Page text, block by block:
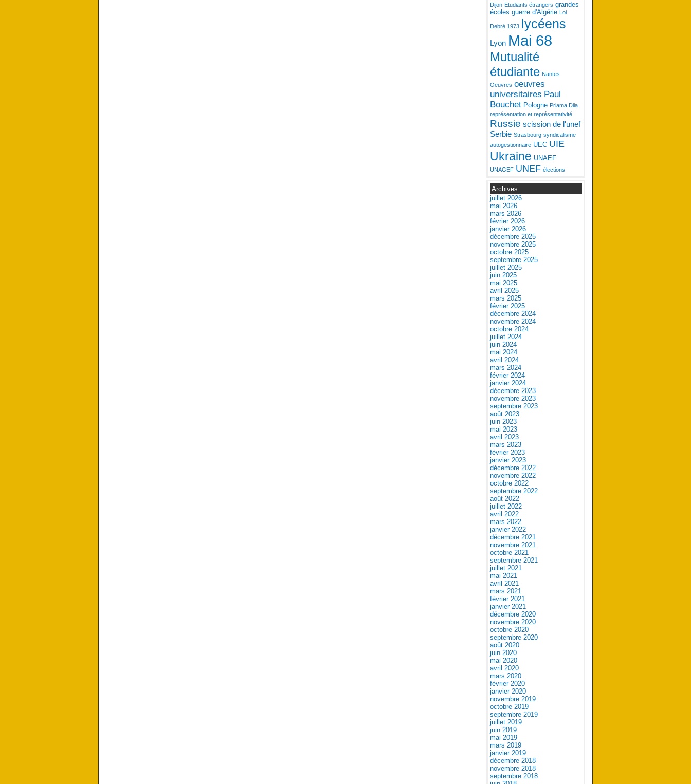
Dijon Etudiants étrangers grandes
écoles guerre d'Algérie Loi
Debré 1973 lycéens
Lyon Mai 68
Mutualité
étudiante Nantes
Oeuvres oeuvres
universitaires Paul
Bouchet Pologne Priama Diia
représentation et représentativité
Russie scission de l'unef
Serbie Strasbourg syndicalisme
autogestionnaire UEC UIE
Ukraine UNAEF
UNAGEF UNEF élections
Archives
juillet 2026
mai 2026
mars 2026
février 2026
janvier 2026
décembre 2025
novembre 2025
octobre 2025
septembre 2025
juillet 2025
juin 2025
mai 2025
avril 2025
mars 2025
février 2025
décembre 2024
novembre 2024
octobre 2024
juillet 2024
juin 2024
mai 2024
avril 2024
mars 2024
février 2024
janvier 2024
décembre 2023
novembre 2023
septembre 2023
août 2023
juin 2023
mai 2023
avril 2023
mars 2023
février 2023
janvier 2023
décembre 2022
novembre 2022
octobre 2022
septembre 2022
août 2022
juillet 2022
avril 2022
mars 2022
janvier 2022
décembre 2021
novembre 2021
octobre 2021
septembre 2021
juillet 2021
mai 2021
avril 2021
mars 2021
février 2021
janvier 2021
décembre 2020
novembre 2020
octobre 2020
septembre 2020
août 2020
juin 2020
mai 2020
avril 2020
mars 2020
février 2020
janvier 2020
novembre 2019
octobre 2019
septembre 2019
juillet 2019
juin 2019
mai 2019
mars 2019
janvier 2019
décembre 2018
novembre 2018
septembre 2018